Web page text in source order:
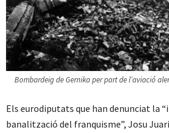
Bombardeig de Gernika per part de l’aviació
Els eurodiputats que han denunciat la
banalització del franquisme”, Josu